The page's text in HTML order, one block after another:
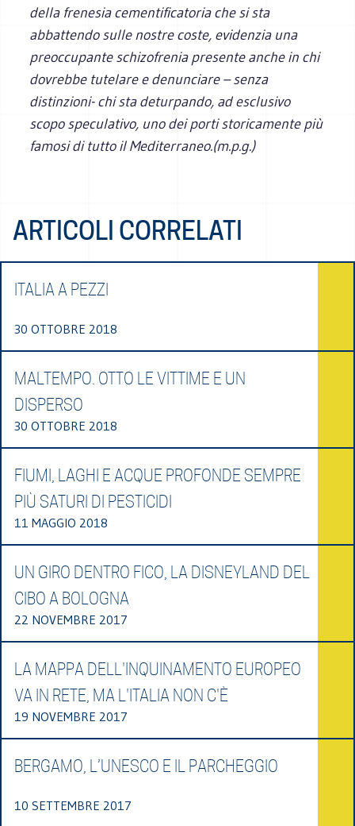
della frenesia cementificatoria che si sta
abbattendo sulle nostre coste, evidenzia una
preoccupante schizofrenia presente anche in chi
dovrebbe tutelare e denunciare – senza
distinzioni- chi sta deturpando, ad esclusivo
scopo speculativo, uno dei porti storicamente più
famosi di tutto il Mediterraneo.(m.p.g.)
ARTICOLI CORRELATI
ITALIA A PEZZI
30 OTTOBRE 2018
MALTEMPO. OTTO LE VITTIME E UN
DISPERSO
30 OTTOBRE 2018
FIUMI, LAGHI E ACQUE PROFONDE SEMPRE
PIÙ SATURI DI PESTICIDI
11 MAGGIO 2018
UN GIRO DENTRO FICO, LA DISNEYLAND DEL
CIBO A BOLOGNA
22 NOVEMBRE 2017
LA MAPPA DELL'INQUINAMENTO EUROPEO
VA IN RETE, MA L'ITALIA NON C'È
19 NOVEMBRE 2017
BERGAMO, L’UNESCO E IL PARCHEGGIO
10 SETTEMBRE 2017